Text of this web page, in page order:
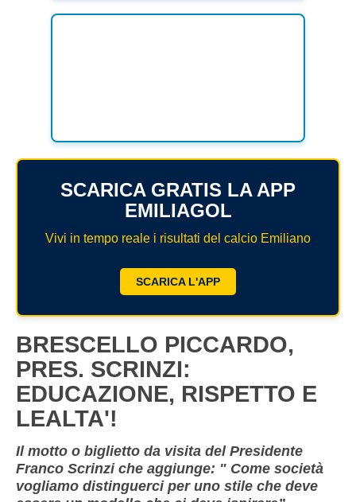
SCARICA GRATIS LA APP
EMILIAGOL
Vivi in tempo reale i risultati del calcio Emiliano
SCARICA L'APP
BRESCELLO PICCARDO,
PRES. SCRINZI:
EDUCAZIONE, RISPETTO E
LEALTA'!
Il motto o biglietto da visita del Presidente
Franco Scrinzi che aggiunge: " Come società
vogliamo distinguerci per uno stile che deve